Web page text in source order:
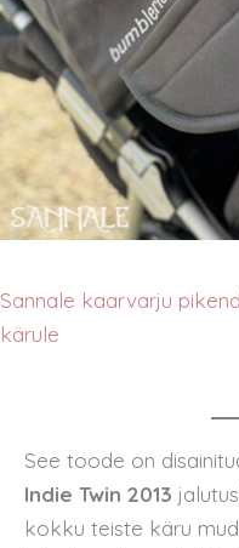
Sannale kaarvarju
kärule
See toode on
Indie Twin 2013
kokku teiste käru